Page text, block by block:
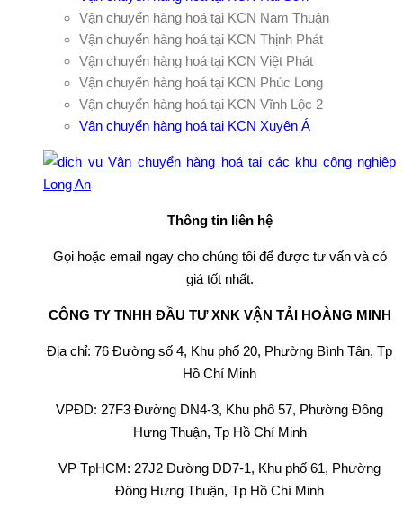
Vận chuyển hàng hoá tại KCN Nam Thuận
Vận chuyển hàng hoá tại KCN Thịnh Phát
Vận chuyển hàng hoá tại KCN Việt Phát
Vận chuyển hàng hoá tại KCN Phúc Long
Vận chuyển hàng hoá tại KCN Vĩnh Lộc 2
Vận chuyển hàng hoá tại KCN Xuyên Á
Thông tin liên hệ
Gọi hoặc email ngay cho chúng tôi để được tư vấn và có
giá tốt nhất.
CÔNG TY TNHH ĐẦU TƯ XNK VẬN TẢI HOÀNG MINH
Địa chỉ: 76 Đường số 4, Khu phố 20, Phường Bình Tân, Tp
Hồ Chí Minh
VPĐD: 27F3 Đường DN4-3, Khu phố 57, Phường Đông
Hưng Thuận, Tp Hồ Chí Minh
VP TpHCM: 27J2 Đường DD7-1, Khu phố 61, Phường
Đông Hưng Thuận, Tp Hồ Chí Minh